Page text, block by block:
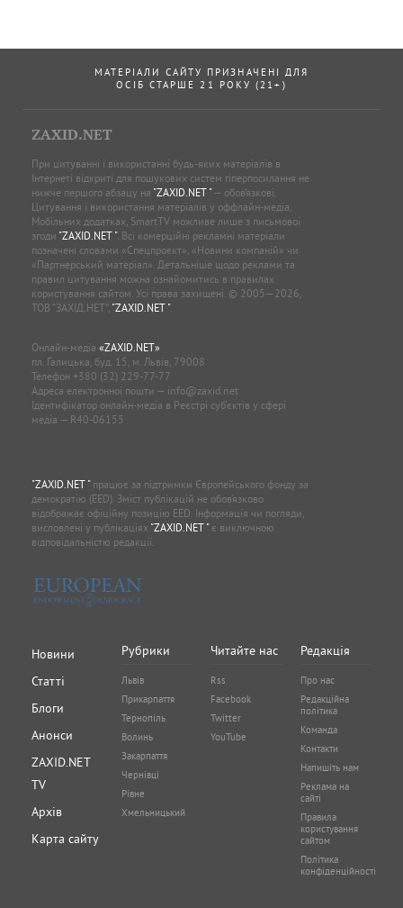
МАТЕРІАЛИ САЙТУ ПРИЗНАЧЕНІ ДЛЯ
ОСІБ СТАРШЕ 21 РОКУ (21+)
ZAXID.NET
При цитуванні і використанні будь-яких матеріалів в
Інтернеті відкриті для пошукових систем гіперпосилання не
нижче першого абзацу на "ZAXID.NET "— обов’язкові.
Цитування і використання матеріалів у оффлайн-медіа,
Мобільних додатках, SmartTV можливе лише з письмової
згоди "ZAXID.NET ". Всі комерційні рекламні матеріали
позначені словами «Спецпроєкт», «Новини компаній» чи
«Партнерський матеріал». Детальніше щодо реклами та
правил цитування можна ознайомитись в правилах
користування сайтом. Усі права захищені. © 2005—2026,
ТОВ “ЗАХІД.НЕТ”, "ZAXID.NET ".
Онлайн-медіа «ZAXID.NET»
пл. Галицька, буд. 15, м. Львів, 79008
Телефон +380 (32) 229-77-77
Адреса електронної пошти — info@zaxid.net
Ідентифікатор онлайн-медіа в Реєстрі суб'єктів у сфері
медіа — R40-06155
"ZAXID.NET "працює за підтримки Європейського фонду за
демократію (EED). Зміст публікацій не обов’язково
відображає офіційну позицію EED. Інформація чи погляди,
висловлені у публікаціях "ZAXID.NET "є виключною
відповідальністю редакції.
Новини
Статті
Блоги
Анонси
ZAXID.NET
TV
Архів
Карта сайту
Рубрики
Львів
Прикарпаття
Тернопіль
Волинь
Закарпаття
Чернівці
Рівне
Хмельницький
Читайте нас
Rss
Facebook
Twitter
YouTube
Редакція
Про нас
Редакційна
політика
Команда
Контакти
Напишіть нам
Реклама на
сайті
Правила
користування
сайтом
Політика
конфіденційності